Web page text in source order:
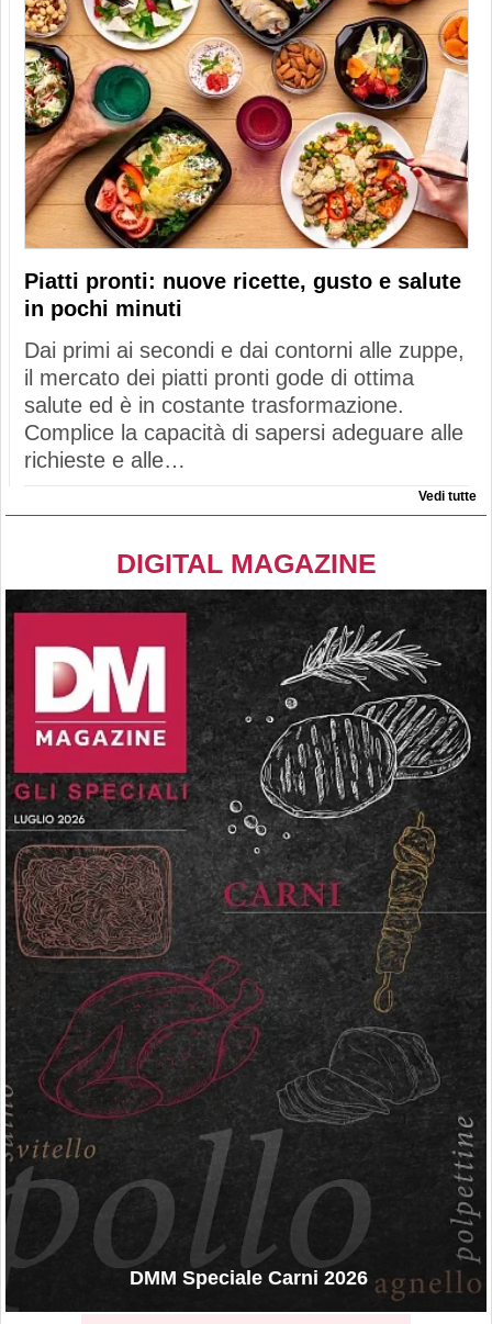
Piatti pronti: nuove ricette, gusto e salute
in pochi minuti
Dai primi ai secondi e dai contorni alle zuppe,
il mercato dei piatti pronti gode di ottima
salute ed è in costante trasformazione.
Complice la capacità di sapersi adeguare alle
richieste e alle…
Vedi tutte
DIGITAL MAGAZINE
DMM Speciale Carni 2026